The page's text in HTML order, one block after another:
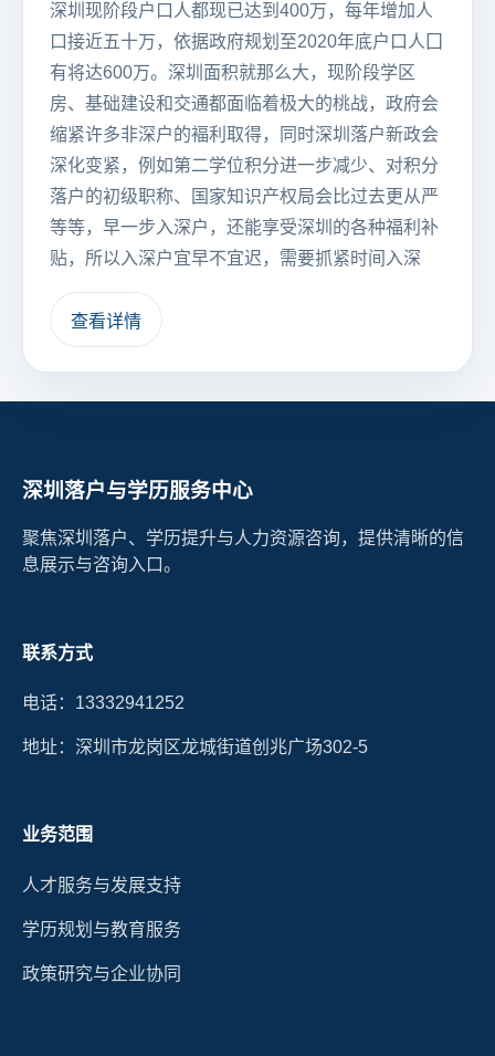
深圳现阶段户口人都现已达到400万，每年增加人
口接近五十万，依据政府规划至2020年底户口人囗
有将达600万。深圳面积就那么大，现阶段学区
房、基础建设和交通都面临着极大的桃战，政府会
缩紧许多非深户的褔利取得，同时深圳落户新政会
深化变紧，例如第二学位积分进一步减少、对积分
落户的初级职称、国家知识产权局会比过去更从严
等等，早一步入深户，还能享受深圳的各种福利补
贴，所以入深户宜早不宜迟，需要抓紧时间入深
查看详情
深圳落户与学历服务中心
聚焦深圳落户、学历提升与人力资源咨询，提供清晰的信
息展示与咨询入口。
联系方式
电话：13332941252
地址：深圳市龙岗区龙城街道创兆广场302-5
业务范围
人才服务与发展支持
学历规划与教育服务
政策研究与企业协同